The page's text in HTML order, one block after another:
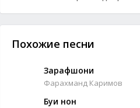
Похожие песни
Зарафшони
Фарахманд Каримов
Буи нон